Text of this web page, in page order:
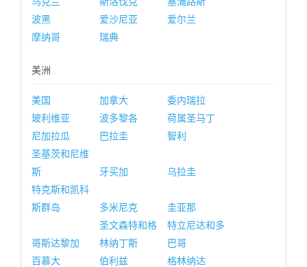
波黑
爱沙尼亚
爱尔兰
摩纳哥
瑞典
美洲
美国 加拿大
委内瑞拉
玻利维亚
波多黎各
荷属圣马丁
尼加拉瓜
巴拉圭
智利
圣基茨和尼维
斯
牙买加
乌拉圭
特克斯和凯科
斯群岛
多米尼克 圭亚那
哥斯达黎加
圣文森特和格
林纳丁斯
特立尼达和多
巴哥
百慕大
伯利兹
格林纳达